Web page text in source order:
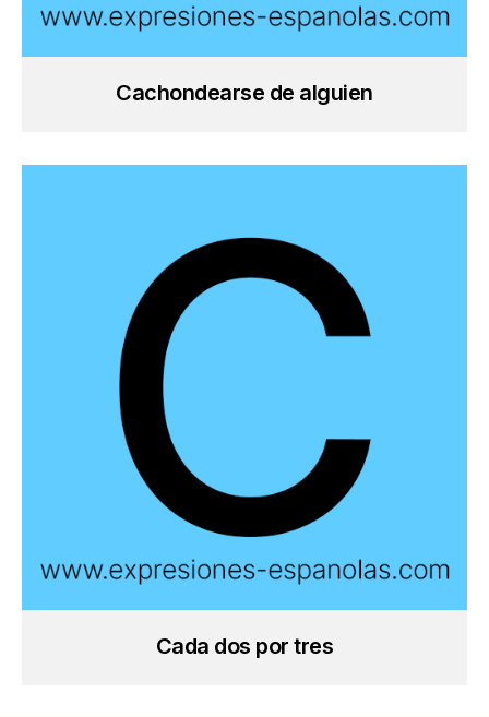
Cachondearse de alguien
Cada dos por tres